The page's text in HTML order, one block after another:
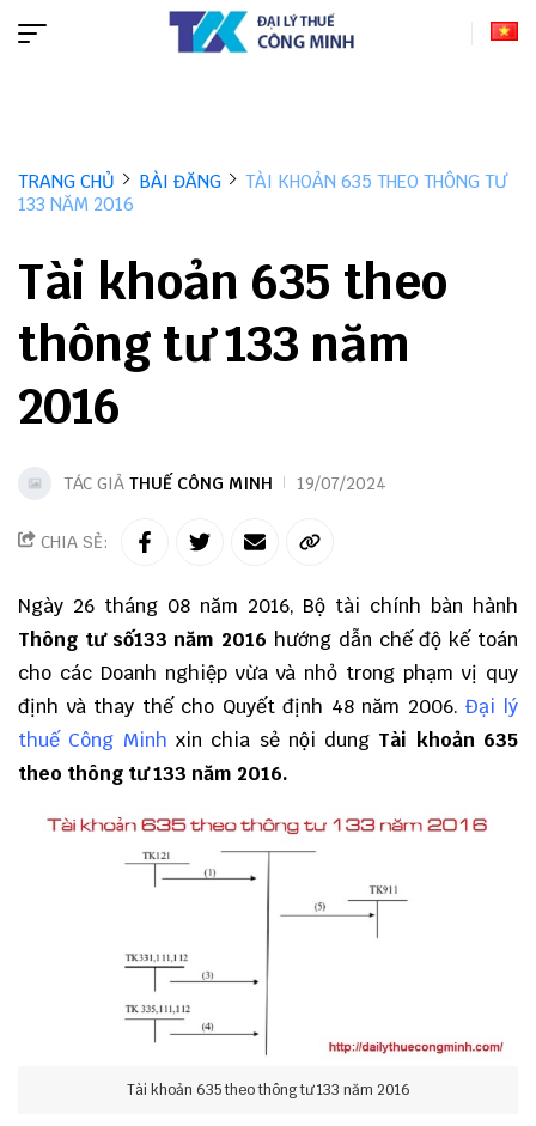
TRANG CHỦ BÀI ĐĂNG
TÀI KHOẢN 635 THEO THÔNG TƯ
133 NĂM 2016
Tài khoản 635 theo
thông tư 133 năm
2016
TÁC GIẢ THUẾ CÔNG MINH 19/07/2024
CHIA SẺ:
Ngày 26 tháng 08 năm 2016, Bộ tài chính bàn hành
Thông tư số133 năm 2016 hướng dẫn chế độ kế toán
cho các Doanh nghiệp vừa và nhỏ trong phạm vị quy
định và thay thế cho Quyết định 48 năm 2006.Đại lý
thuế Công Minh xin chia sẻ nội dung Tài khoản 635
theo thông tư 133 năm 2016.
Tài khoản 635 theo thông tư 133 năm 2016